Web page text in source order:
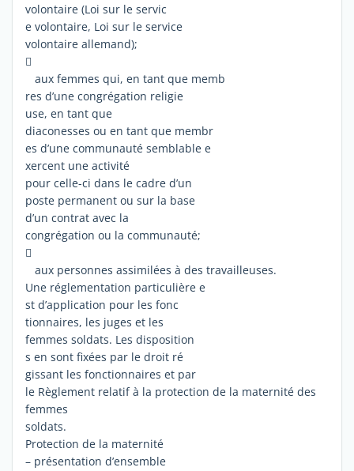
volontaire (Loi sur le servic
e volontaire, Loi sur le service
volontaire allemand);

aux femmes qui, en tant que memb
res d’une congrégation religie
use, en tant que
diaconesses ou en tant que membr
es d’une communauté semblable e
xercent une activité
pour celle-ci dans le cadre d’un
poste permanent ou sur la base
d’un contrat avec la
congrégation ou la communauté;

aux personnes assimilées à des travailleuses.
Une réglementation particulière e
st d’application pour les fonc
tionnaires, les juges et les
femmes soldats. Les disposition
s en sont fixées par le droit ré
gissant les fonctionnaires et par
le Règlement relatif à la protection de la maternité des
femmes
soldats.
Protection de la maternité
– présentation d’ensemble